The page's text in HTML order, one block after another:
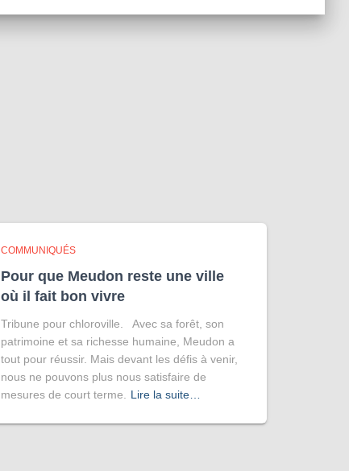
COMMUNIQUÉS
Pour que Meudon reste une ville
où il fait bon vivre
Tribune pour chloroville. Avec sa forêt, son
patrimoine et sa richesse humaine, Meudon a
tout pour réussir. Mais devant les défis à venir,
nous ne pouvons plus nous satisfaire de
mesures de court terme.
Lire la suite…